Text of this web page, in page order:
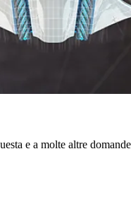
e a molte altre